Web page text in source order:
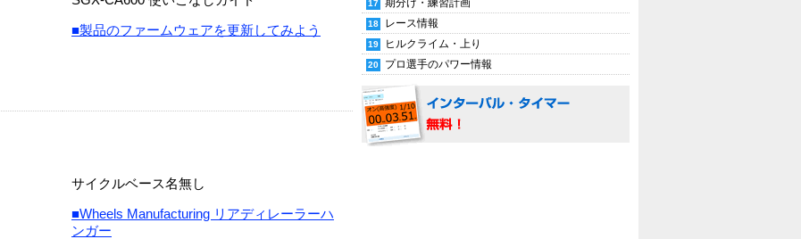
■製品のファームウェアを更新してみよう
サイクルベース名無し
■Wheels Manufacturing リアディレーラーハ
ンガー
期分け・練習計画
レース情報
ヒルクライム・上り
プロ選手のパワー情報